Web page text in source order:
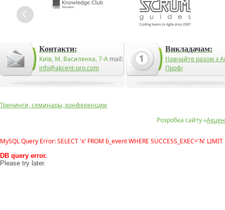
Контакти:
Київ, М. Василенка, 7-А mail:
info@akcent-pro.com
Викладачам:
Навчайте разом з
Профі
Розробка сайту «
Тренинги, семинары, конференции
MySQL Query Error: SELECT 'x' FROM b_event WHERE SUCCESS_EXEC='N' LIMIT
DB query error.
Please try later.